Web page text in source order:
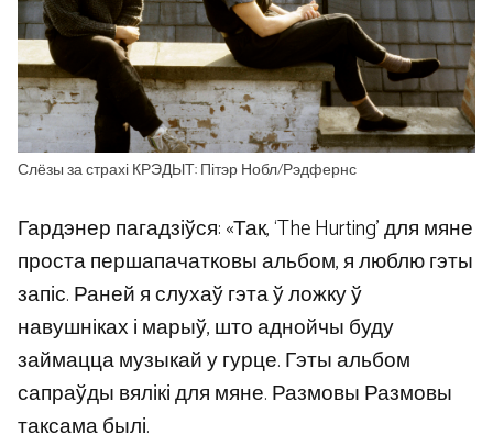
Слёзы за страхі КРЭДЫТ: Пітэр Нобл/Рэдфернс
Гардэнер пагадзіўся: «Так, ‘The Hurting’ для мяне
проста першапачатковы альбом, я люблю гэты
запіс. Раней я слухаў гэта ў ложку ў
навушніках і марыў, што аднойчы буду
займацца музыкай у гурце. Гэты альбом
сапраўды вялікі для мяне. Размовы Размовы
таксама былі.